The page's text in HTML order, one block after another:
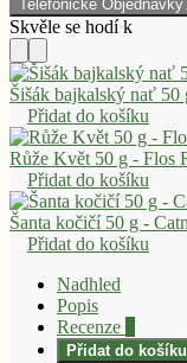
Telefonické
Šišák bajkalský nať 50
Přidat do košíku
Růže Květ 50 g - Flos
Přidat do košíku
Šanta kočičí 50 g -
Přidat do košíku
Nadhled
Popis
Recenze
Přidat do košíku